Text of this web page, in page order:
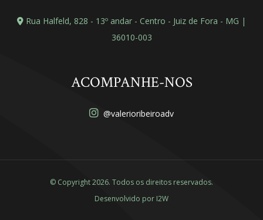
Rua Halfeld, 828 - 13º andar - Centro - Juiz de Fora - MG |
36010-003
ACOMPANHE-NOS
@valerioribeiroadv
© Copyright 2026. Todos os direitos reservados.
Desenvolvido por I2W